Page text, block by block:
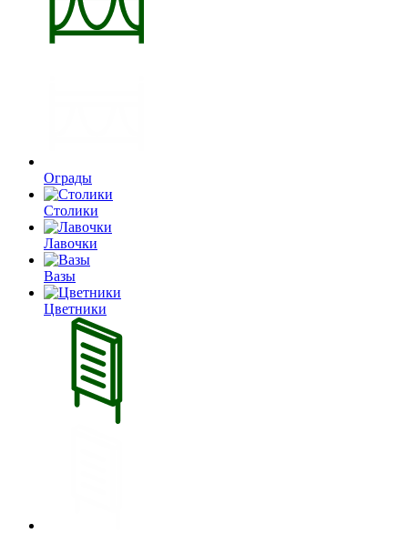
Ограды
Столики
Лавочки
Вазы
Цветники